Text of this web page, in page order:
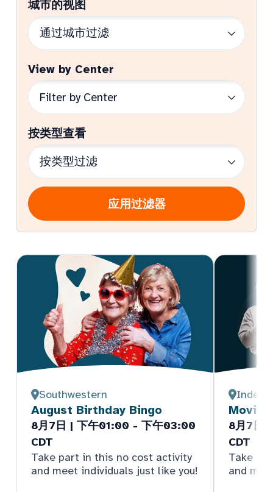
城市的视图
View by Center
按类型查看
应用过滤器
Southwestern
August Birthday Bingo
8月7日 | 下午01:00 - 下午03:00
CDT
Take part in this no cost activity
and meet individuals just like you!
Movie
8月7日
CDT
Take
and